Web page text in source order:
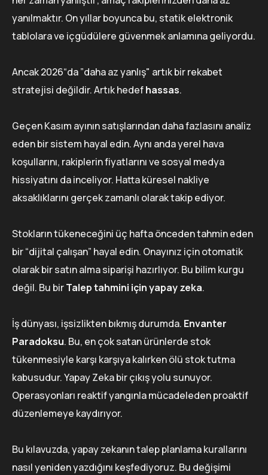
yanılmaktır. On yıllar boyunca bu, statik elektronik
tablolara ve içgüdülere güvenmek anlamına geliyordu.
Ancak 2026“da ”daha az yanlış" artık bir rekabet
stratejisi değildir. Artık hedefhassas.
Geçen Kasım ayının satışlarından daha fazlasını analiz
eden bir sistem hayal edin. Aynı anda yerel hava
koşullarını, rakiplerin fiyatlarını ve sosyal medya
hissiyatını da inceliyor. Hatta küresel nakliye
aksaklıklarını gerçek zamanlı olarak takip ediyor.
Stokların tükeneceğini üç hafta önceden tahmin eden
bir “dijital çalışan” hayal edin. Onayınız için otomatik
olarak bir satın alma siparişi hazırlıyor. Bu bilim kurgu
değil. Bu birTalep tahmini için yapay zeka.
İş dünyası, işsizlikten bıkmış durumda. Envanter
Paradoksu. Bu, en çok satan ürünlerde stok
tükenmesiyle karşı karşıya kalırken ölü stok tutma
kabusudur. Yapay Zeka bir çıkış yolu sunuyor.
Operasyonları reaktif yangınla mücadeleden proaktif
düzenlemeye kaydırıyor.
Bu kılavuzda, yapay zekanın talep planlama kurallarını
nasıl yeniden yazdığını keşfediyoruz. Bu değişimi